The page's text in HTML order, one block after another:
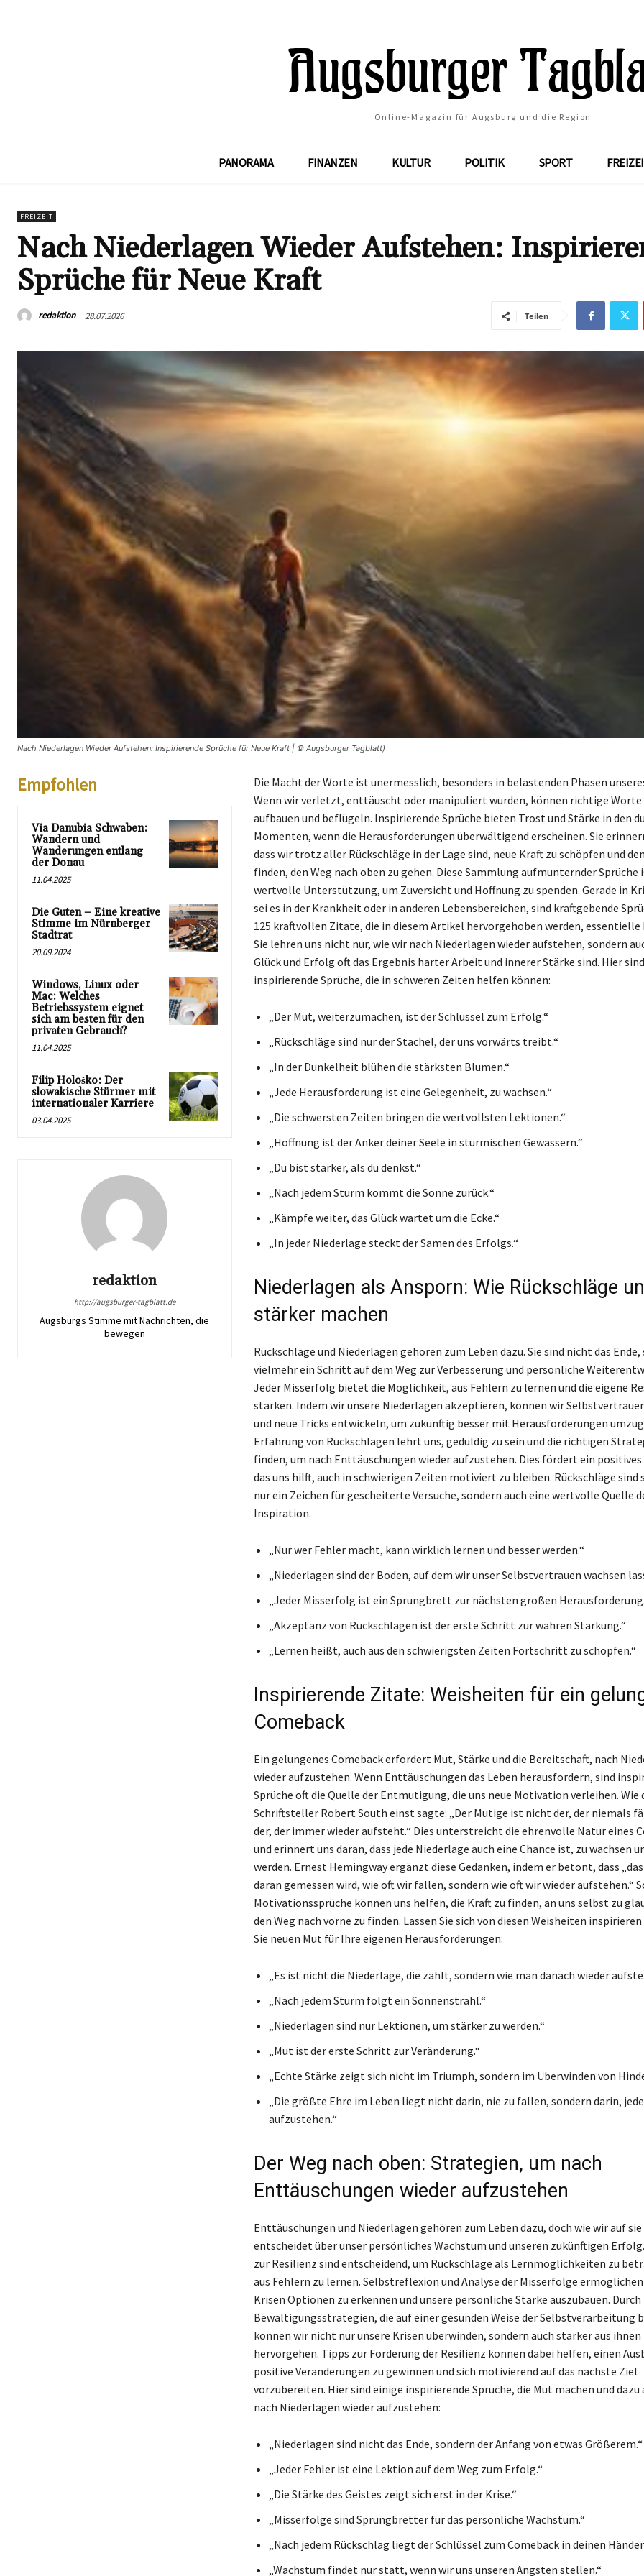
Online-Magazin für Augsburg und die Region
PANORAMA FINANZEN KULTUR POLITIK SPORT
FREIZEIT
Nach Niederlagen Wieder Aufstehen:
Sprüche für Neue Kraft
redaktion 28.07.2026 Teilen
Nach Niederlagen Wieder Aufstehen: Inspirierende Sprüche für Neue Kraft | © Augsburger Tagblatt)
Empfohlen
Via Danubia Schwaben:
Wandern und
Wanderungen entlang
der Donau
11.04.2025
Die Guten – Eine kreative
Stimme im Nürnberger
Stadtrat
20.09.2024
Windows, Linux oder
Mac: Welches
Betriebssystem eignet
sich am besten für den
privaten Gebrauch?
11.04.2025
Filip Hološko: Der
slowakische Stürmer mit
internationaler Karriere
03.04.2025
redaktion
http://augsburger-tagblatt.de
Augsburgs Stimme mit Nachrichten, die
bewegen
Die Macht der Worte ist unermesslich, besonders in belastenden Phasen
Wenn wir verletzt, enttäuscht oder manipuliert wurden, können richtige Worte
aufbauen und beflügeln. Inspirierende Sprüche bieten Trost und Stärke in den
Momenten, wenn die Herausforderungen überwältigend erscheinen. Sie
dass wir trotz aller Rückschläge in der Lage sind, neue Kraft zu schöpfen und
finden, den Weg nach oben zu gehen. Diese Sammlung aufmunternder Sprüche
wertvolle Unterstützung, um Zuversicht und Hoffnung zu spenden. Gerade in
sei es in der Krankheit oder in anderen Lebensbereichen, sind kraftgebende
125 kraftvollen Zitate, die in diesem Artikel hervorgehoben werden, essentielle
Sie lehren uns nicht nur, wie wir nach Niederlagen wieder aufstehen, sondern
Glück und Erfolg oft das Ergebnis harter Arbeit und innerer Stärke sind. Hier
inspirierende Sprüche, die in schweren Zeiten helfen können:
„Der Mut, weiterzumachen, ist der Schlüssel zum Erfolg.“
„Rückschläge sind nur der Stachel, der uns vorwärts treibt.“
„In der Dunkelheit blühen die stärksten Blumen.“
„Jede Herausforderung ist eine Gelegenheit, zu wachsen.“
„Die schwersten Zeiten bringen die wertvollsten Lektionen.“
„Hoffnung ist der Anker deiner Seele in stürmischen Gewässern.“
„Du bist stärker, als du denkst.“
„Nach jedem Sturm kommt die Sonne zurück.“
„Kämpfe weiter, das Glück wartet um die Ecke.“
„In jeder Niederlage steckt der Samen des Erfolgs.“
Niederlagen als Ansporn: Wie Rückschläge
stärker machen
Rückschläge und Niederlagen gehören zum Leben dazu. Sie sind nicht das
vielmehr ein Schritt auf dem Weg zur Verbesserung und persönliche
Jeder Misserfolg bietet die Möglichkeit, aus Fehlern zu lernen und die eigene
stärken. Indem wir unsere Niederlagen akzeptieren, können wir
und neue Tricks entwickeln, um zukünftig besser mit Herausforderungen
Erfahrung von Rückschlägen lehrt uns, geduldig zu sein und die richtigen
finden, um nach Enttäuschungen wieder aufzustehen. Dies fördert ein
das uns hilft, auch in schwierigen Zeiten motiviert zu bleiben. Rückschläge
nur ein Zeichen für gescheiterte Versuche, sondern auch eine wertvolle Quelle
Inspiration.
„Nur wer Fehler macht, kann wirklich lernen und besser werden.“
„Niederlagen sind der Boden, auf dem wir unser Selbstvertrauen wachsen
„Jeder Misserfolg ist ein Sprungbrett zur nächsten großen
„Akzeptanz von Rückschlägen ist der erste Schritt zur wahren Stärkung.“
„Lernen heißt, auch aus den schwierigsten Zeiten Fortschritt zu schöpfen.“
Inspirierende Zitate: Weisheiten für ein
Comeback
Ein gelungenes Comeback erfordert Mut, Stärke und die Bereitschaft, nach
wieder aufzustehen. Wenn Enttäuschungen das Leben herausfordern, sind
Sprüche oft die Quelle der Entmutigung, die uns neue Motivation verleihen. Wie
Schriftsteller Robert South einst sagte: „Der Mutige ist nicht der, der niemals
der, der immer wieder aufsteht.“ Dies unterstreicht die ehrenvolle Natur eines
und erinnert uns daran, dass jede Niederlage auch eine Chance ist, zu wachsen
werden. Ernest Hemingway ergänzt diese Gedanken, indem er betont, dass
daran gemessen wird, wie oft wir fallen, sondern wie oft wir wieder aufstehen.“
Motivationssprüche können uns helfen, die Kraft zu finden, an uns selbst zu
den Weg nach vorne zu finden. Lassen Sie sich von diesen Weisheiten
Sie neuen Mut für Ihre eigenen Herausforderungen:
„Es ist nicht die Niederlage, die zählt, sondern wie man danach wieder
„Nach jedem Sturm folgt ein Sonnenstrahl.“
„Niederlagen sind nur Lektionen, um stärker zu werden.“
„Mut ist der erste Schritt zur Veränderung.“
„Echte Stärke zeigt sich nicht im Triumph, sondern im Überwinden von
„Die größte Ehre im Leben liegt nicht darin, nie zu fallen, sondern darin,
aufzustehen.“
Der Weg nach oben: Strategien, um nach
Enttäuschungen wieder aufzustehen
Enttäuschungen und Niederlagen gehören zum Leben dazu, doch wie wir auf
entscheidet über unser persönliches Wachstum und unseren zukünftigen
zur Resilienz sind entscheidend, um Rückschläge als Lernmöglichkeiten zu
aus Fehlern zu lernen. Selbstreflexion und Analyse der Misserfolge ermöglichen
Krisen Optionen zu erkennen und unsere persönliche Stärke auszubauen.
Bewältigungsstrategien, die auf einer gesunden Weise der Selbstverarbeitung
können wir nicht nur unsere Krisen überwinden, sondern auch stärker aus ihnen
hervorgehen. Tipps zur Förderung der Resilienz können dabei helfen, einen
positive Veränderungen zu gewinnen und sich motivierend auf das nächste Ziel
vorzubereiten. Hier sind einige inspirierende Sprüche, die Mut machen und dazu
nach Niederlagen wieder aufzustehen:
„Niederlagen sind nicht das Ende, sondern der Anfang von etwas Größerem.“
„Jeder Fehler ist eine Lektion auf dem Weg zum Erfolg.“
„Die Stärke des Geistes zeigt sich erst in der Krise.“
„Misserfolge sind Sprungbretter für das persönliche Wachstum.“
„Nach jedem Rückschlag liegt der Schlüssel zum Comeback in deinen
„Wachstum findet nur statt, wenn wir uns unseren Ängsten stellen.“